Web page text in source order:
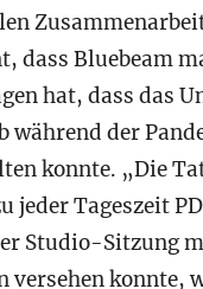
dass Bluebeam
hat, dass das
während der
konnte. „Die
jeder Tageszeit
Studio-Sitzung
versehen konnte,